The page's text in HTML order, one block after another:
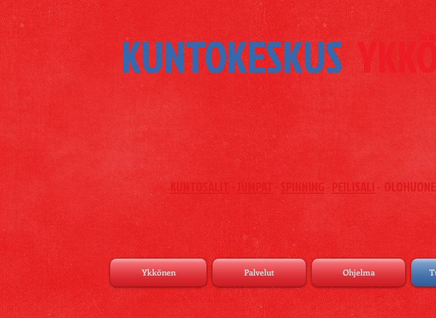
KUNTOKESKUS
KUNTOSALIT - JUMPAT -SPINNING - PEILISALI -
Ykkönen Palvelut Ohjelma